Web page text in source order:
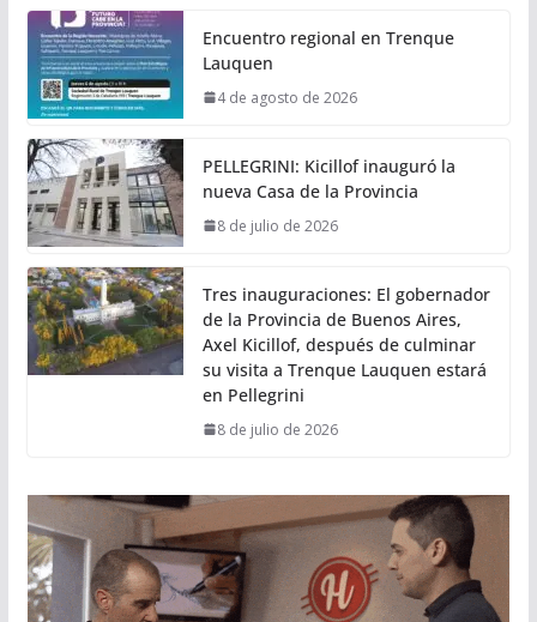
Encuentro regional en Trenque
Lauquen
4 de agosto de 2026
PELLEGRINI: Kicillof inauguró la
nueva Casa de la Provincia
8 de julio de 2026
Tres inauguraciones: El gobernador
de la Provincia de Buenos Aires,
Axel Kicillof, después de culminar
su visita a Trenque Lauquen estará
en Pellegrini
8 de julio de 2026